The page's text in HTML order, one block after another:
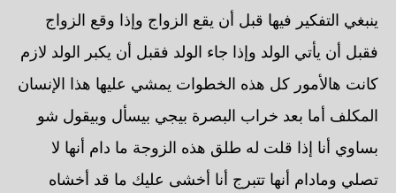
ينبغي التفكير فيها قبل أن يقع الزواج وإذا وقع الزواج
فقبل أن يأتي الولد وإذا جاء الولد فقبل أن يكبر الولد لازم
كانت هالأمور كل هذه الخطوات يمشي عليها هذا الإنسان
المكلف أما بعد خراب البصرة بيجي بيسأل وبيقول شو
بساوي أنا إذا قلت له طلق هذه الزوجة ما دام أنها لا
تصلي ومادام أنها تتبرج أنا أخشى عليك ما قد أخشاه